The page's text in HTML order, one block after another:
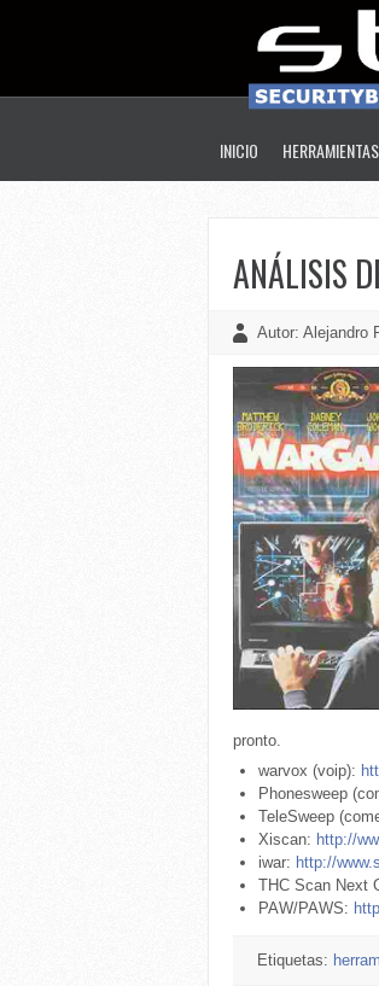
INICIO HERRAMIENTAS
ANÁLISIS
Autor: Alejandro
pronto.
warvox (voip):
Phonesweep
TeleSweep
Xiscan: http://
iwar: http://
THC Scan Next
PAW/PAWS:
Etiquetas: